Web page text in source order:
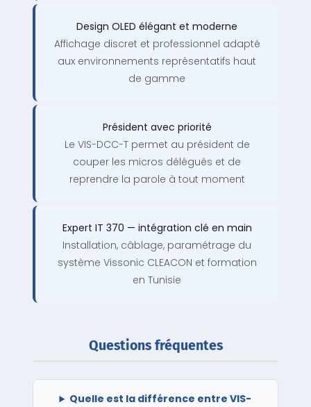
Design OLED élégant et moderne
Affichage discret et professionnel adapté
aux environnements représentatifs haut
de gamme
Président avec priorité
Le VIS-DCC-T permet au président de
couper les micros délégués et de
reprendre la parole à tout moment
Expert IT 370 — intégration clé en main
Installation, câblage, paramétrage du
système Vissonic CLEACON et formation
en Tunisie
Questions fréquentes
Quelle est la différence entre VIS-